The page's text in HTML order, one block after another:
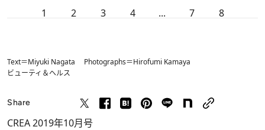
1 2 3 4 ... 7 8
Text＝Miyuki Nagata Photographs＝Hirofumi Kamaya
ビューティ＆ヘルス
Share
CREA 2019年10月号